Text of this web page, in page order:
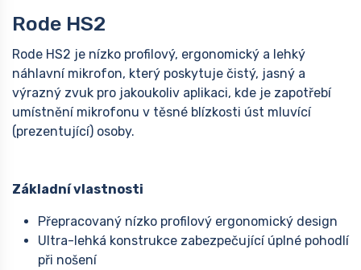
Rode HS2
Rode HS2 je nízko profilový, ergonomický a lehký
náhlavní mikrofon, který poskytuje čistý, jasný a
výrazný zvuk pro jakoukoliv aplikaci, kde je zapotřebí
umístnění mikrofonu v těsné blízkosti úst mluvící
(prezentující) osoby.
Základní vlastnosti
Přepracovaný nízko profilový ergonomický design
Ultra-lehká konstrukce zabezpečující úplné pohodlí
při nošení